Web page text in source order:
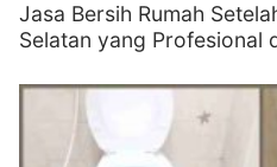
Jasa Bersih Rumah
Selatan yang Profesional